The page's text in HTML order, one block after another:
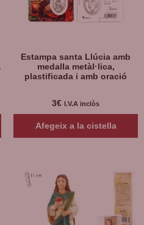
Estampa santa Llúcia amb
medalla metàl·lica,
plastificada i amb oració
3€ I.V.A inclòs
Afegeix a la cistella